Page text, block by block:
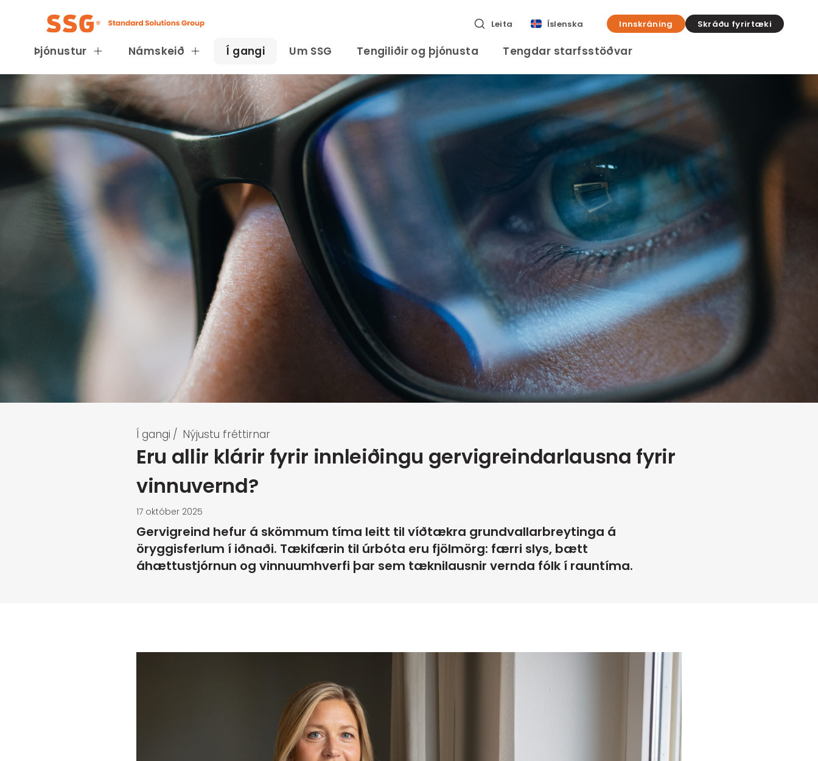
Leita Íslenska Innskráning Skráðu fyrirtæki
Þjónustur Námskeið Í gangi Um SSG Tengiliðir og þjónusta Tengdar starfsstöðvar
Í gangi / Nýjustu fréttirnar
Eru allir klárir fyrir innleiðingu gervigreindarlausna fyrir
vinnuvernd?
17 október 2025
Gervigreind hefur á skömmum tíma leitt til víðtækra grundvallarbreytinga á
öryggisferlum í iðnaði. Tækifærin til úrbóta eru fjölmörg: færri slys, bætt
áhættustjórnun og vinnuumhverfi þar sem tæknilausnir vernda fólk í rauntíma.